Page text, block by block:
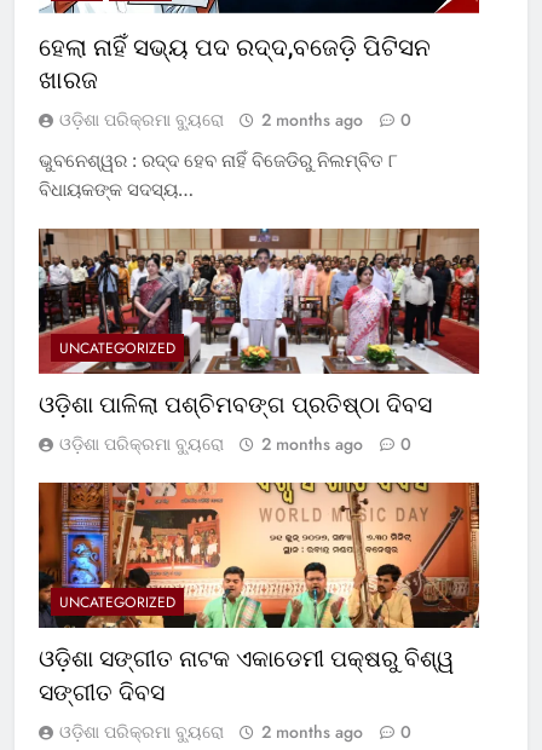
ହେଲା ନାହିଁ ସଭ୍ୟ ପଦ ରଦ୍ଦ,ବଜେଡ଼ି ପିଟିସନ
ଖାରଜ
ଓଡ଼ିଶା ପରିକ୍ରମା ବ୍ୟୁରୋ 2 months ago 0
ଭୁବନେଶ୍ୱର : ରଦ୍ଦ ହେବ ନାହିଁ ବିଜେଡିରୁ ନିଲମ୍ବିତ ୮
ବିଧାୟକଙ୍କ ସଦସ୍ୟ…
UNCATEGORIZED
ଓଡ଼ିଶା ପାଳିଲା ପଶ୍ଚିମବଙ୍ଗ ପ୍ରତିଷ୍ଠା ଦିବସ
ଓଡ଼ିଶା ପରିକ୍ରମା ବ୍ୟୁରୋ 2 months ago 0
UNCATEGORIZED
ଓଡ଼ିଶା ସଙ୍ଗୀତ ନାଟକ ଏକାଡେମୀ ପକ୍ଷରୁ ବିଶ୍ୱ
ସଙ୍ଗୀତ ଦିବସ
ଓଡ଼ିଶା ପରିକ୍ରମା ବ୍ୟୁରୋ 2 months ago 0